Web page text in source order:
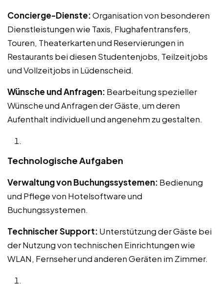
Concierge-Dienste:Organisation von besonderen
Dienstleistungen wie Taxis, Flughafentransfers,
Touren, Theaterkarten und Reservierungen in
Restaurants bei diesen Studentenjobs, Teilzeitjobs
und Vollzeitjobs in Lüdenscheid.
Wünsche und Anfragen: Bearbeitung spezieller
Wünsche und Anfragen der Gäste, um deren
Aufenthalt individuell und angenehm zu gestalten.
Technologische Aufgaben
Verwaltung von Buchungssystemen: Bedienung
und Pflege von Hotelsoftware und
Buchungssystemen.
Technischer Support: Unterstützung der Gäste bei
der Nutzung von technischen Einrichtungen wie
WLAN, Fernseher und anderen Geräten im Zimmer.